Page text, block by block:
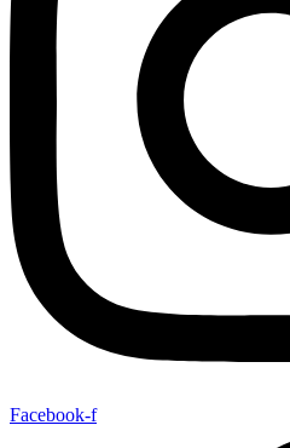
Facebook-f